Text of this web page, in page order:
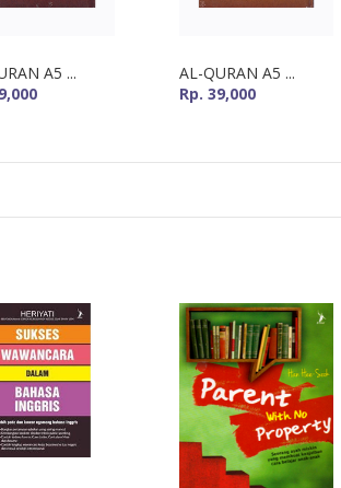
A5 ...
AL-QURAN A5 ...
Rp. 39,000